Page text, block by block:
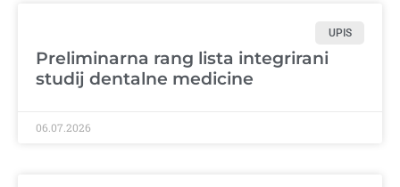
UPIS
Preliminarna rang lista integrirani
studij dentalne medicine
06.07.2026